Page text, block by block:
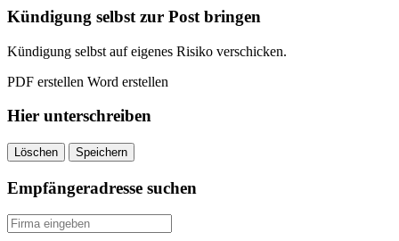
Tag
kündigen
Kündigung selbst zur Post bringen
Kündigung selbst auf eigenes Risiko verschicken.
PDF erstellen Word erstellen
Hier unterschreiben
Löschen Speichern
Empfängeradresse suchen